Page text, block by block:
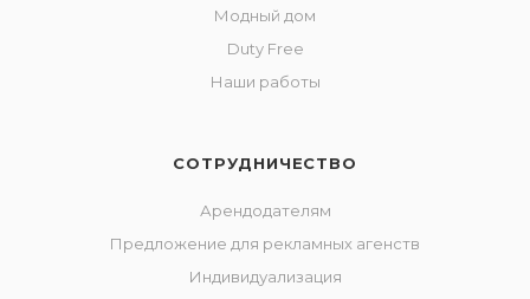
Модный дом
Duty Free
Наши работы
СОТРУДНИЧЕСТВО
Арендодателям
Предложение для рекламных агенств
Индивидуализация